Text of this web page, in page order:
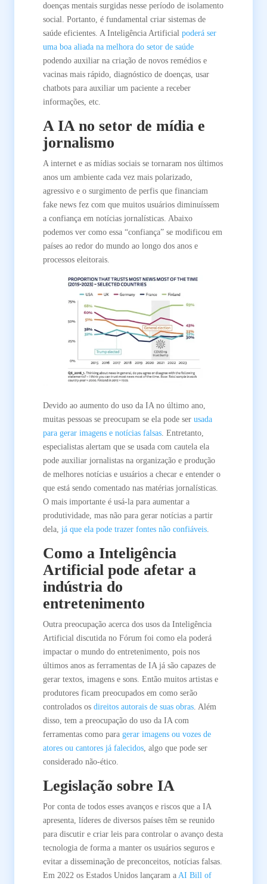
doenças mentais surgidas nesse período de isolamento
social. Portanto, é fundamental criar sistemas de
saúde eficientes. A Inteligência Artificial poderá ser
uma boa aliada na melhora do setor de saúde
podendo auxiliar na criação de novos remédios e
vacinas mais rápido, diagnóstico de doenças, usar
chatbots para auxiliar um paciente a receber
informações, etc.
A IA no setor de mídia e
jornalismo
A internet e as mídias sociais se tornaram nos últimos
anos um ambiente cada vez mais polarizado,
agressivo e o surgimento de perfis que financiam
fake news fez com que muitos usuários diminuíssem
a confiança em notícias jornalísticas. Abaixo
podemos ver como essa “confiança” se modificou em
países ao redor do mundo ao longo dos anos e
processos eleitorais.
Devido ao aumento do uso da IA no último ano,
muitas pessoas se preocupam se ela pode ser usada
para gerar imagens e notícias falsas. Entretanto,
especialistas alertam que se usada com cautela ela
pode auxiliar jornalistas na organização e produção
de melhores notícias e usuários a checar e entender o
que está sendo comentado nas matérias jornalísticas.
O mais importante é usá-la para aumentar a
produtividade, mas não para gerar notícias a partir
dela, já que ela pode trazer fontes não confiáveis.
Como a Inteligência
Artificial pode afetar a
indústria do
entretenimento
Outra preocupação acerca dos usos da Inteligência
Artificial discutida no Fórum foi como ela poderá
impactar o mundo do entretenimento, pois nos
últimos anos as ferramentas de IA já são capazes de
gerar textos, imagens e sons. Então muitos artistas e
produtores ficam preocupados em como serão
controlados os direitos autorais de suas obras. Além
disso, tem a preocupação do uso da IA com
ferramentas como para gerar imagens ou vozes de
atores ou cantores já falecidos, algo que pode ser
considerado não-ético.
Legislação sobre IA
Por conta de todos esses avanços e riscos que a IA
apresenta, líderes de diversos países têm se reunido
para discutir e criar leis para controlar o avanço desta
tecnologia de forma a manter os usuários seguros e
evitar a disseminação de preconceitos, notícias falsas.
Em 2022 os Estados Unidos lançaram a AI Bill of